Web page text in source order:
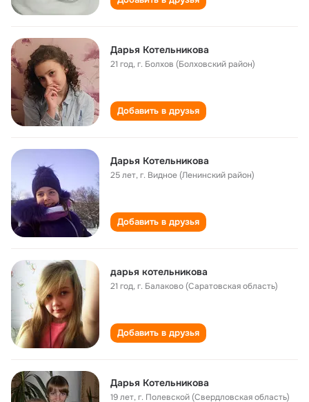
Дарья Котельникова
21 год,г. Болхов (Болховский район)
Добавить в друзья
Дарья Котельникова
25 лет,г. Видное (Ленинский район)
Добавить в друзья
дарья котельникова
21 год,г. Балаково (Саратовская область)
Добавить в друзья
Дарья Котельникова
19 лет,г. Полевской (Свердловская область)